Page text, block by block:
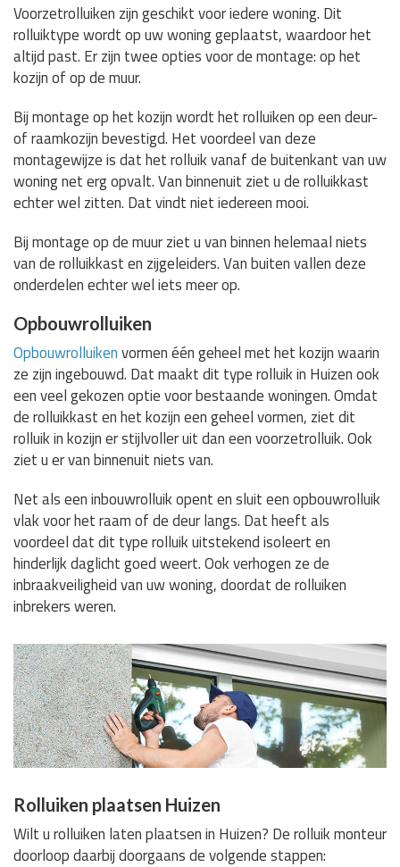
Voorzetrolluiken zijn geschikt voor iedere woning. Dit
rolluiktype wordt op uw woning geplaatst, waardoor het
altijd past. Er zijn twee opties voor de montage: op het
kozijn of op de muur.
Bij montage op het kozijn wordt het rolluiken op een deur-
of raamkozijn bevestigd. Het voordeel van deze
montagewijze is dat het rolluik vanaf de buitenkant van uw
woning net erg opvalt. Van binnenuit ziet u de rolluikkast
echter wel zitten. Dat vindt niet iedereen mooi.
Bij montage op de muur ziet u van binnen helemaal niets
van de rolluikkast en zijgeleiders. Van buiten vallen deze
onderdelen echter wel iets meer op.
Opbouwrolluiken
Opbouwrolluikenvormen één geheel met het kozijn waarin
ze zijn ingebouwd. Dat maakt dit type rolluik in Huizen ook
een veel gekozen optie voor bestaande woningen. Omdat
de rolluikkast en het kozijn een geheel vormen, ziet dit
rolluik in kozijn er stijlvoller uit dan een voorzetrolluik. Ook
ziet u er van binnenuit niets van.
Net als een inbouwrolluik opent en sluit een opbouwrolluik
vlak voor het raam of de deur langs. Dat heeft als
voordeel dat dit type rolluik uitstekend isoleert en
hinderlijk daglicht goed weert. Ook verhogen ze de
inbraakveiligheid van uw woning, doordat de rolluiken
inbrekers weren.
Rolluiken plaatsen Huizen
Wilt u rolluiken laten plaatsen in Huizen? De rolluik monteur
doorloop daarbij doorgaans de volgende stappen: